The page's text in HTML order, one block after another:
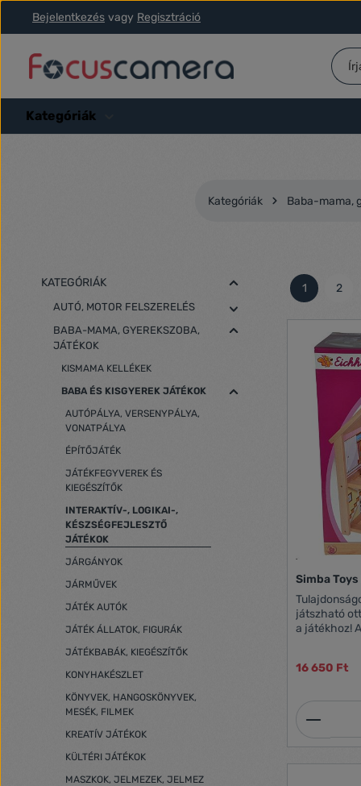
a fő tartalomra
Ugrás a kereséshez
Ugrás a fő navigációhoz
Bejelentkezés vagy Regisztráció
Kategóriák
Kategóriák Baba-mama,
KATEGÓRIÁK
AUTÓ, MOTOR FELSZERELÉS
BABA-MAMA, GYEREKSZOBA,
JÁTÉKOK
KISMAMA KELLÉKEK
BABA ÉS KISGYEREK JÁTÉKOK
AUTÓPÁLYA, VERSENYPÁLYA,
VONATPÁLYA
ÉPÍTŐJÁTÉK
JÁTÉKFEGYVEREK ÉS
KIEGÉSZÍTŐK
INTERAKTÍV-, LOGIKAI-,
KÉSZSÉGFEJLESZTŐ
JÁTÉKOK
JÁRGÁNYOK
JÁRMŰVEK
JÁTÉK AUTÓK
JÁTÉK ÁLLATOK, FIGURÁK
JÁTÉKBABÁK, KIEGÉSZÍTŐK
KONYHAKÉSZLET
KÖNYVEK, HANGOSKÖNYVEK,
MESÉK, FILMEK
KREATÍV JÁTÉKOK
KÜLTÉRI JÁTÉKOK
MASZKOK, JELMEZEK, JELMEZ
Oldal
1
Oldal
2
Simba
játszható
a játékhoz!
található
igazi dísze
vár rád. A
veheti,
16 650 Ft